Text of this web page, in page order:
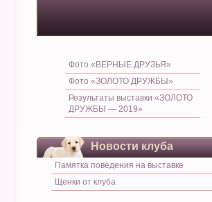
Фото «ВЕРНЫЕ ДРУЗЬЯ»
Фото «ЗОЛОТО ДРУЖБЫ»
Результаты выставки «ЗОЛОТО
ДРУЖБЫ — 2019»
Новости клуба
Памятка поведения на выставке
Щенки от клуба